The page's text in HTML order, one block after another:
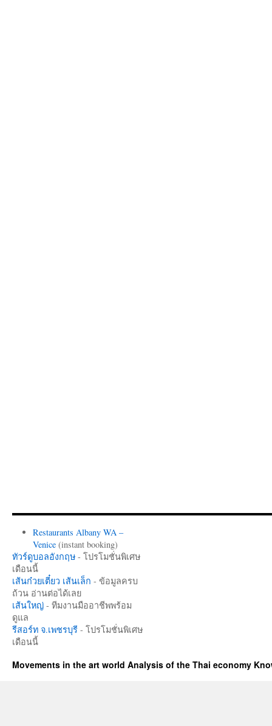
Restaurants Albany WA –
Venice(instant booking)
ทัวร์ดูบอลอังกฤษ - โปรโมชั่นพิเศษ
เดือนนี้
เส้นก๋วยเตี๋ยว เส้นเล็ก - ข้อมูลครบ
ถ้วน อ่านต่อได้เลย
เส้นใหญ่ - ทีมงานมืออาชีพพร้อม
ดูแล
รีสอร์ท จ.เพชรบุรี - โปรโมชั่นพิเศษ
เดือนนี้
Movements in the art world Analysis of the Thai economy